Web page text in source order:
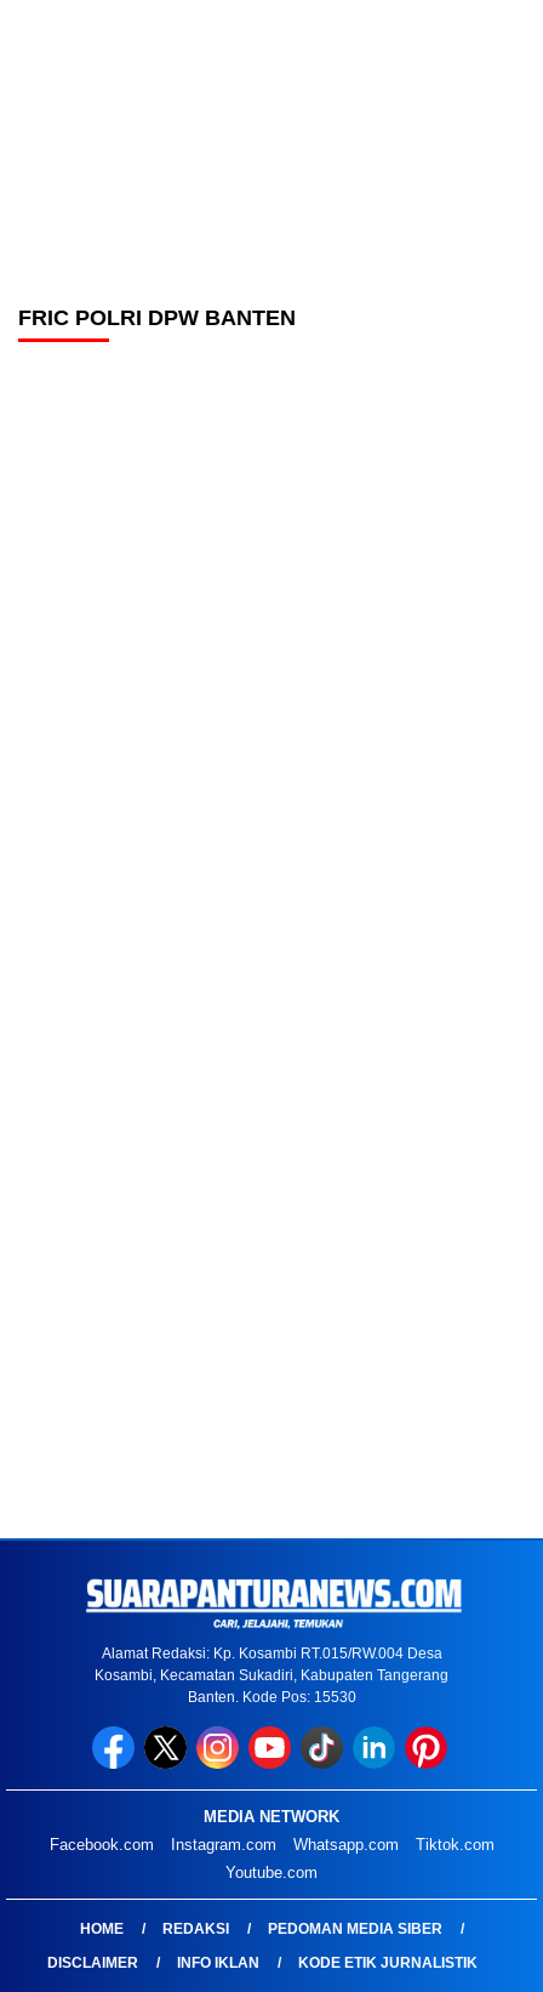
FRIC POLRI DPW BANTEN
Alamat Redaksi: Kp. Kosambi RT.015/RW.004 Desa
Kosambi, Kecamatan Sukadiri, Kabupaten Tangerang
Banten. Kode Pos: 15530
MEDIA NETWORK
Facebook.com
Instagram.com Whatsapp.com
Tiktok.com
Youtube.com
HOME REDAKSI
PEDOMAN MEDIA SIBER
DISCLAIMER
INFO IKLAN KODE ETIK JURNALISTIK